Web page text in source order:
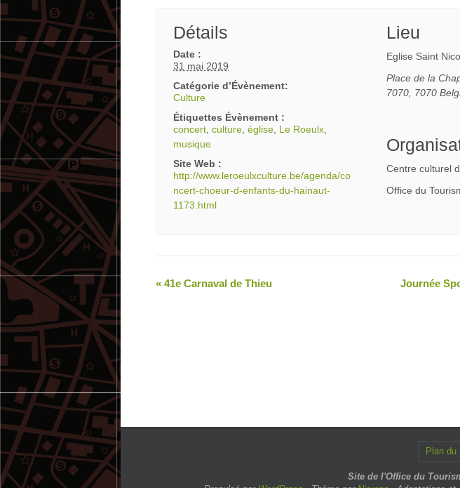
Détails
Date :
31 mai 2019
Catégorie d’Évènement:
Culture
Étiquettes Évènement :
concert ,culture ,église Le Roeulx
musique
Site Web :
http://www.leroeulxculture.be/agenda/co
ncert-choeur-d-enfants-du-hainaut-
1173.html
Lieu
Eglise Saint
Place de la
7070 7070
Centre culturel
Office du
« 41e Carnaval de Thieu
Journée
Plan du
Site de l'Office du